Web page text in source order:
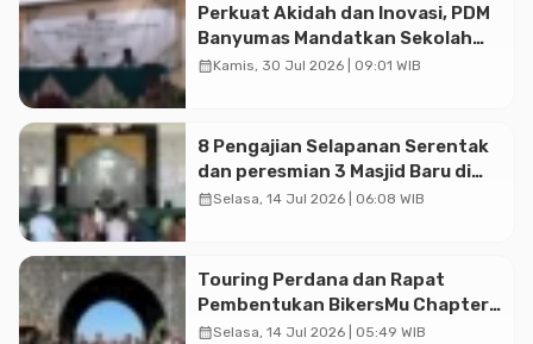
Perkuat Akidah dan Inovasi, PDM
Banyumas Mandatkan Sekolah
Muhammadiyah Jadi Pilihan
calendar_monthKamis, 30 Jul 2026 | 09:01 WIB
8 Pengajian Selapanan Serentak
dan peresmian 3 Masjid Baru di
Banyumas
calendar_monthSelasa, 14 Jul 2026 | 06:08 WIB
Touring Perdana dan Rapat
Pembentukan BikersMu Chapter
Temanggung Korwil Jateng :
calendar_monthSelasa, 14 Jul 2026 | 05:49 WIB